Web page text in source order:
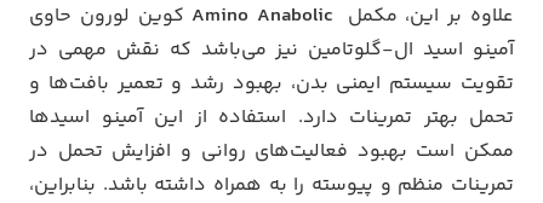
علاوه بر این، مکمل Amino Anabolic کوین لورون حاوی
آمینو اسید ال-گلوتامین نیز می‌باشد که نقش مهمی در
تقویت سیستم ایمنی بدن، بهبود رشد و تعمیر بافت‌ها و
تحمل بهتر تمرینات دارد. استفاده از این آمینو اسیدها
ممکن است بهبود فعالیت‌های روانی و افزایش تحمل در
تمرینات منظم و پیوسته را به همراه داشته باشد. بنابراین،